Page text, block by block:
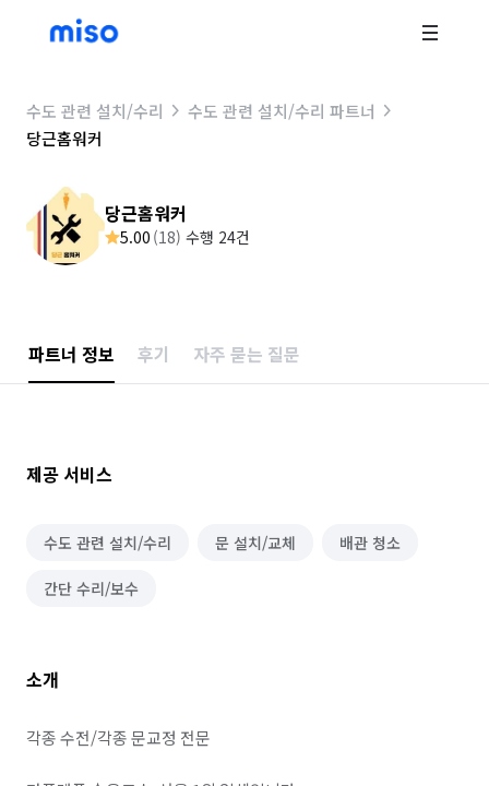
수도 관련 설치/수리
수도 관련 설치/수리 파트너
당근홈워커
당근홈워커
5.00 (18) 수행 24건
파트너 정보 후기 자주 묻는 질문
제공 서비스
수도 관련 설치/수리 문 설치/교체 배관 청소
간단 수리/보수
소개
각종 수전/각종 문교정 전문